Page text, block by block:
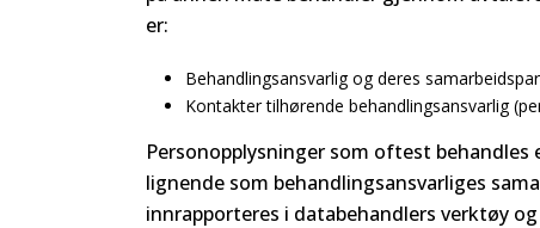
er:
Behandlingsansvarlig og deres
Kontakter tilhørende behandlingsansvarlig
Personopplysninger som oftest behandles
lignende som behandlingsansvarliges
innrapporteres i databehandlers verktøy